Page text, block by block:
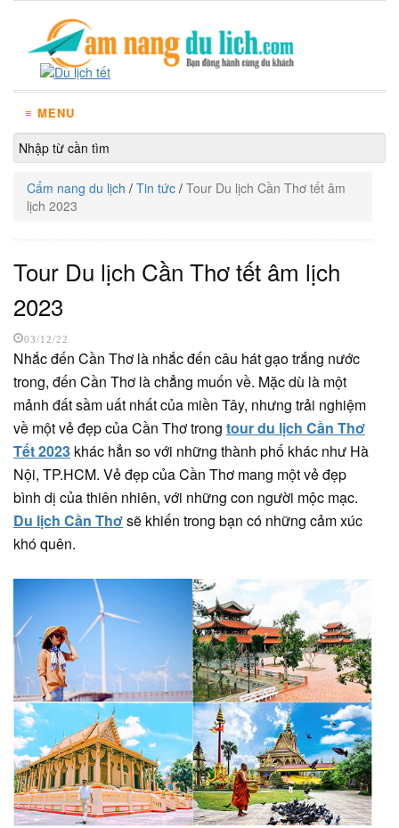
≡ MENU
Cẩm nang du lịch / Tin tức / Tour Du lịch Cần Thơ tết âm
lịch 2023
Tour Du lịch Cần Thơ tết âm lịch
2023
03/12/22
Nhắc đến Cần Thơ là nhắc đến câu hát gạo trắng nước
trong, đến Cần Thơ là chẳng muốn về. Mặc dù là một
mảnh đất sầm uất nhất của miền Tây, nhưng trải nghiệm
về một vẻ đẹp của Cần Thơ trong tour du lịch Cần Thơ
Tết 2023 khác hẳn so với những thành phố khác như Hà
Nội, TP.HCM. Vẻ đẹp của Cần Thơ mang một vẻ đẹp
bình dị của thiên nhiên, với những con người mộc mạc.
Du lịch Cần Thơsẽ khiến trong bạn có những cảm xúc
khó quên.